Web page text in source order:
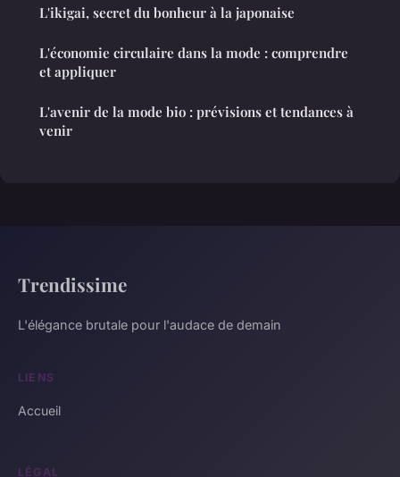
L'ikigai, secret du bonheur à la japonaise
L'économie circulaire dans la mode : comprendre
et appliquer
L'avenir de la mode bio : prévisions et tendances à
venir
Trendissime
L'élégance brutale pour l'audace de demain
LIENS
Accueil
LÉGAL